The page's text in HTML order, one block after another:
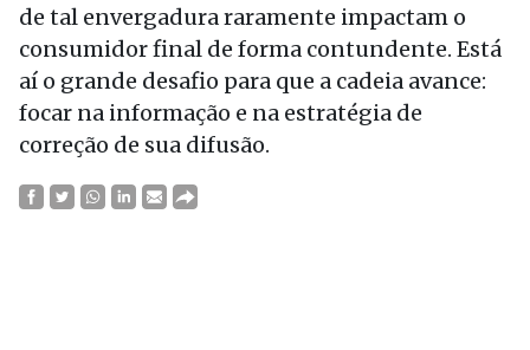
de tal envergadura raramente impactam o
consumidor final de forma contundente. Está
aí o grande desafio para que a cadeia avance:
focar na informação e na estratégia de
correção de sua difusão.